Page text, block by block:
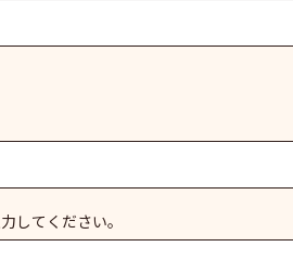
してください。